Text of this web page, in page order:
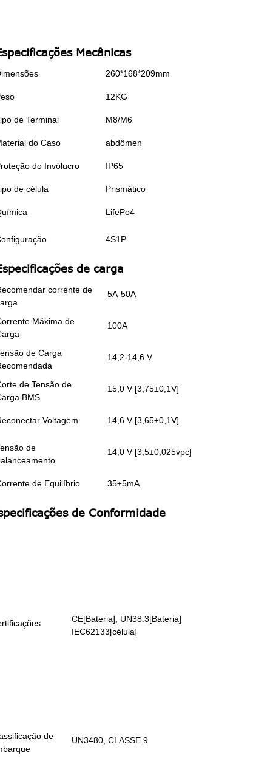
Mecânicas
260*168*209mm
12KG
de Terminal M8/M6
do Caso abdômen
do Invólucro IP65
de célula Prismático
LifePo4
4S1P
de carga
corrente de
5A-50A
Máxima de
100A
de Carga
14,2-14,6 V
de Tensão de
BMS
15,0 V [3,75±0,1V]
Voltagem 14,6 V [3,65±0,1V]
de
14,0 V [3,5±0,025vpc]
de Equilíbrio 35±5mA
de Conformidade
CE[Bateria], UN38.3[Bateria]
IEC62133[célula]
de
UN3480, CLASSE 9